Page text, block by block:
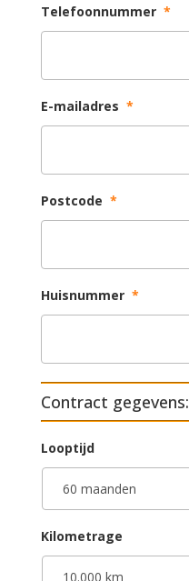
Telefoonnummer *
E-mailadres *
Postcode *
Huisnummer *
Contract gegevens:
Looptijd
Kilometrage